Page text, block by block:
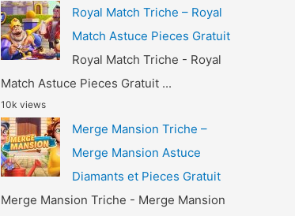
Royal Match Triche – Royal
Match Astuce Pieces Gratuit
Royal Match Triche - Royal
Match Astuce Pieces Gratuit ...
10k views
Merge Mansion Triche –
Merge Mansion Astuce
Diamants et Pieces Gratuit
Merge Mansion Triche - Merge Mansion